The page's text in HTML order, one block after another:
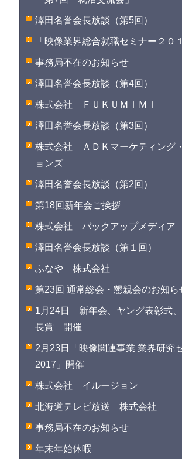
澤田名誉会長放談（第5回）
「映像業界総合就職セミナー２０
事務局不在のお知らせ
澤田名誉会長放談（第4回）
株式会社 ＦＵＫＵＭＩＭＩ
澤田名誉会長放談（第3回）
株式会社 ＡＤＫマーケティング
ョンズ
澤田名誉会長放談（第2回）
第18回新年会ご挨拶
株式会社 バックアップメディア
澤田名誉会長放談（第１回）
ふなや 株式会社
第23回 通常総会・懇親会のお知ら
1月24日 新年会、ヤング表彰式
長賞 開催
2月23日「映像関連事業 業界研究
2017」開催
株式会社 イルージョン
北海道テレビ放送 株式会社
事務局不在のお知らせ
年末年始休暇